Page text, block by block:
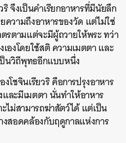
จึงเป็นคำเรียกอาหารที่มีนัยลึก
วามถึงอาหารของวัด แต่ไม่ใช่
รตามแต่จะมีผู้ถวายให้พระ ทว่า
องโดยใช้สติ ความเมตตา และ
ป็นวิถีพุทธอีกแบบหนึ่ง
ชจินเรียวริ คือการปรุงอาหาร
ละมีเมตตา นั่นทำให้อาหาร
ไม่สามารถฆ่าสัตว์ได้ แต่เป็น
งสอดคล้องกับฤดูกาลแห่งการ